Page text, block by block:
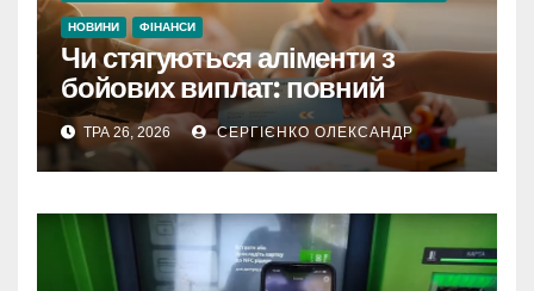
НОВИНИ ФІНАНСИ
Чи стягуються аліменти з
бойових виплат: повний
розбір для сімей військових у
2026 році
ТРА 26, 2026 СЕРГІЄНКО ОЛЕКСАНДР